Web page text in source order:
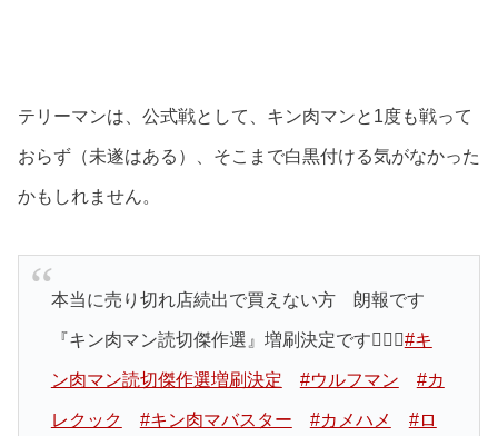
テリーマンは、公式戦として、キン肉マンと1度も戦って
おらず（未遂はある）、そこまで白黒付ける気がなかった
かもしれません。
本当に売り切れ店続出で買えない方 朗報です
『キン肉マン読切傑作選』増刷決定です#キ
ン肉マン読切傑作選増刷決定 #ウルフマン #カ
レクック #キン肉マバスター #カメハメ #ロ